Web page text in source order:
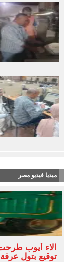
ميديا فيديو مصر
آلاء أيوب
توقيع بتول عرفة